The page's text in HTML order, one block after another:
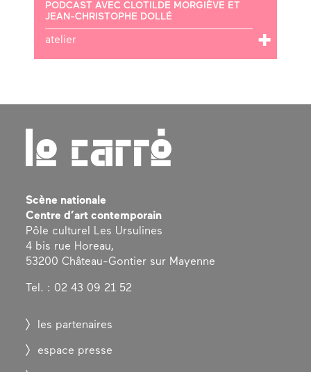
PODCAST AVEC CLOTILDE MORGIÈVE ET
JEAN-CHRISTOPHE DOLLÉ
atelier
Scène nationale
Centre d’art contemporain
Pôle culturel Les Ursulines
4 bis rue Horeau,
53200 Château-Gontier sur Mayenne
Tel. : 02 43 09 21 52
les partenaires
espace presse